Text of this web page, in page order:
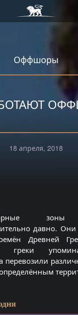
Оффшоры
18 апреля, 2018
зоны
давно.
Древней
греки
перевозили